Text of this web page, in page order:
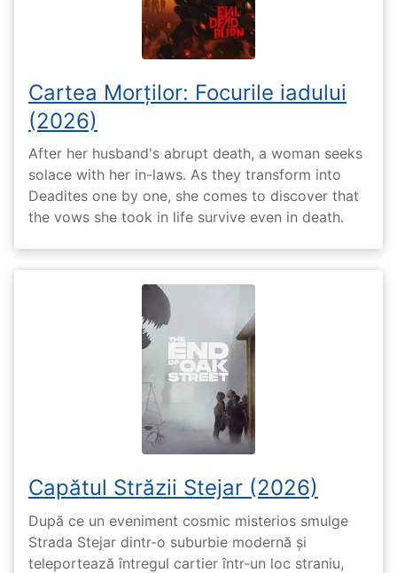
Cartea Morților: Focurile iadului
(2026)
After her husband's abrupt death, a woman seeks
solace with her in-laws. As they transform into
Deadites one by one, she comes to discover that
the vows she took in life survive even in death.
Capătul Străzii Stejar (2026)
După ce un eveniment cosmic misterios smulge
Strada Stejar dintr-o suburbie modernă și
teleportează întregul cartier într-un loc straniu,